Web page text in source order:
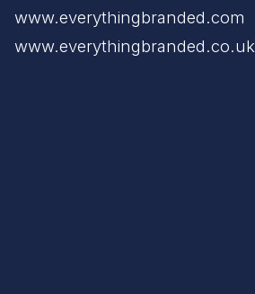
www.everythingbranded.com
www.everythingbranded.co.uk